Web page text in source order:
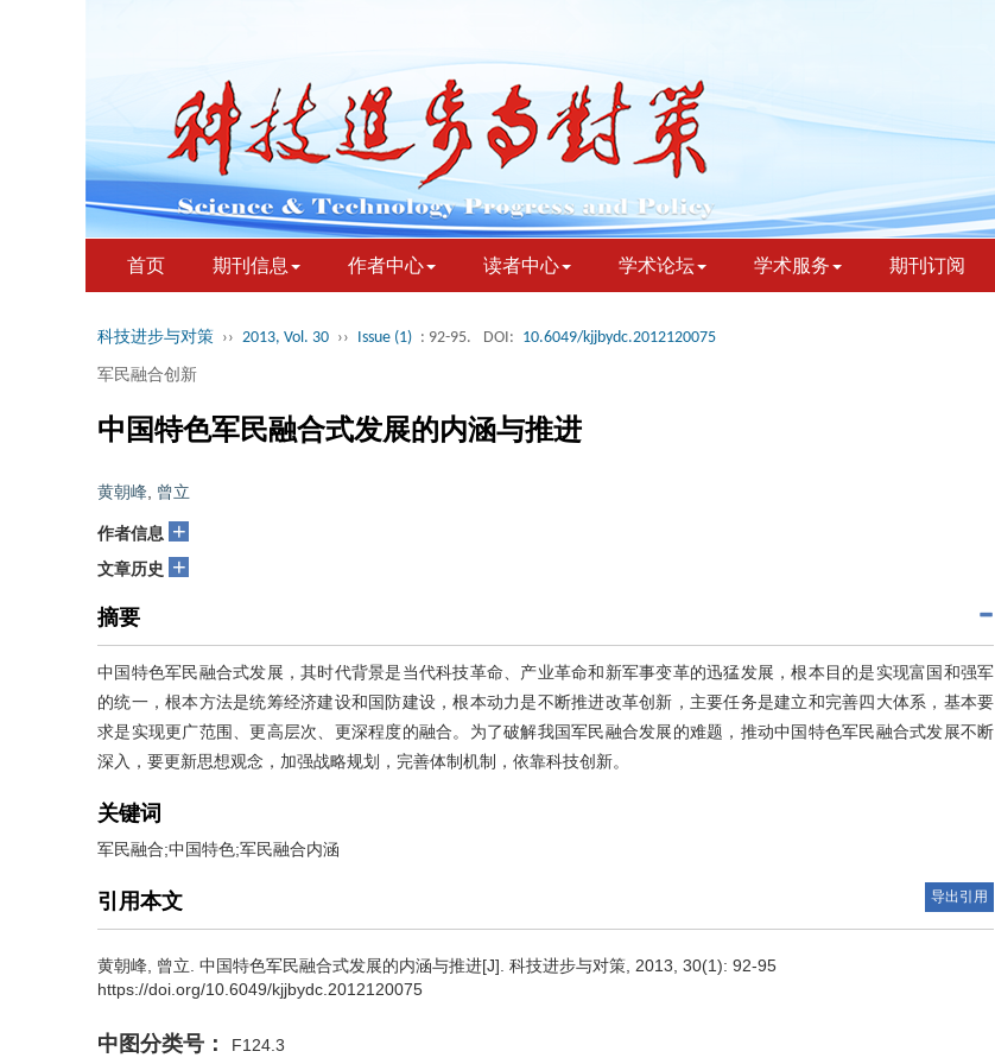
首页 期刊信息 作者中心 读者中心 学术论坛 学术服务 期刊订阅
科技进步与对策 ›› 2013, Vol. 30 ›› Issue (1) : 92-95. DOI: 10.6049/kjjbydc.2012120075
军民融合创新
中国特色军民融合式发展的内涵与推进
黄朝峰 曾立
作者信息 +
文章历史 +
摘要
中国特色军民融合式发展，其时代背景是当代科技革命、产业革命和新军事变革的迅猛发展，根本目的是实现富国和强军
的统一，根本方法是统筹经济建设和国防建设，根本动力是不断推进改革创新，主要任务是建立和完善四大体系，基本要
求是实现更广范围、更高层次、更深程度的融合。为了破解我国军民融合发展的难题，推动中国特色军民融合式发展不断
深入，要更新思想观念，加强战略规划，完善体制机制，依靠科技创新。
关键词
军民融合;中国特色;军民融合内涵
引用本文 导出引用
黄朝峰 曾立 中国特色军民融合式发展的内涵与推进[J]. 科技进步与对策, 2013, 30(1): 92-95
https://doi.org/10.6049/kjjbydc.2012120075
中图分类号： F124.3